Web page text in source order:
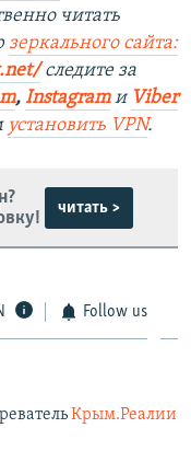
читать
зеркального сайта:
следите за
, Instagramи Viber
установить VPN.
читать >
Follow us
Крым.Реалии